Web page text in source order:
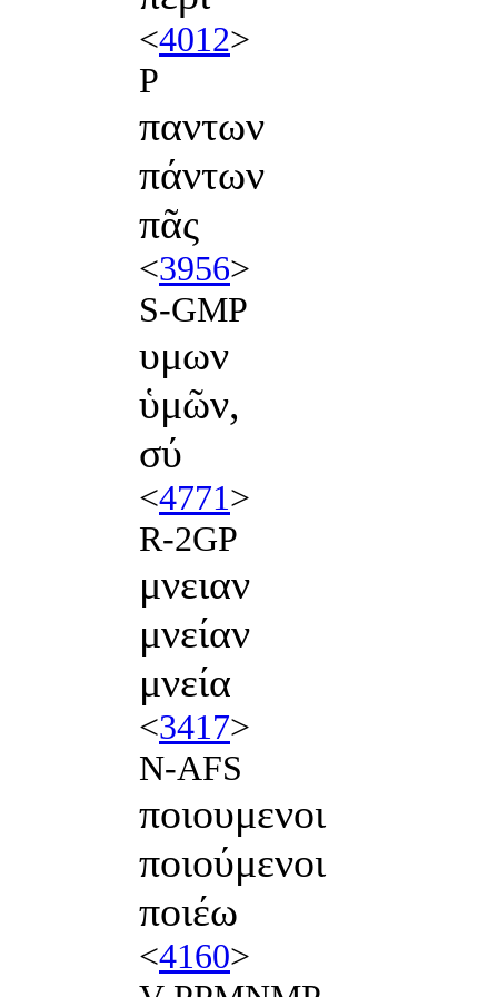
<4012>
P
παντων
πάντων
πᾶς
<3956>
S-GMP
υμων
ὑμῶν,
σύ
<4771>
R-2GP
μνειαν
μνείαν
μνεία
<3417>
N-AFS
ποιουμενοι
ποιούμενοι
ποιέω
<4160>